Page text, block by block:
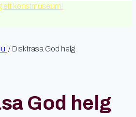
ett konstmuseum!
/ Disktrasa God helg
God helg